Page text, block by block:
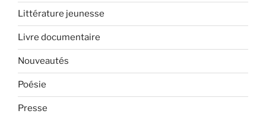
Littérature jeunesse
Livre documentaire
Nouveautés
Poésie
Presse